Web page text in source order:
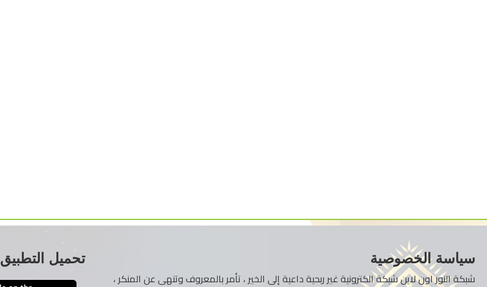
سياسة الخصوصية
شبكة النور اون لاين شبكة الكترونية غير ربحية داعية إلى الخير ، تأمر بالمعروف وتنهى عن المنكر ،
تحميل التطبيق